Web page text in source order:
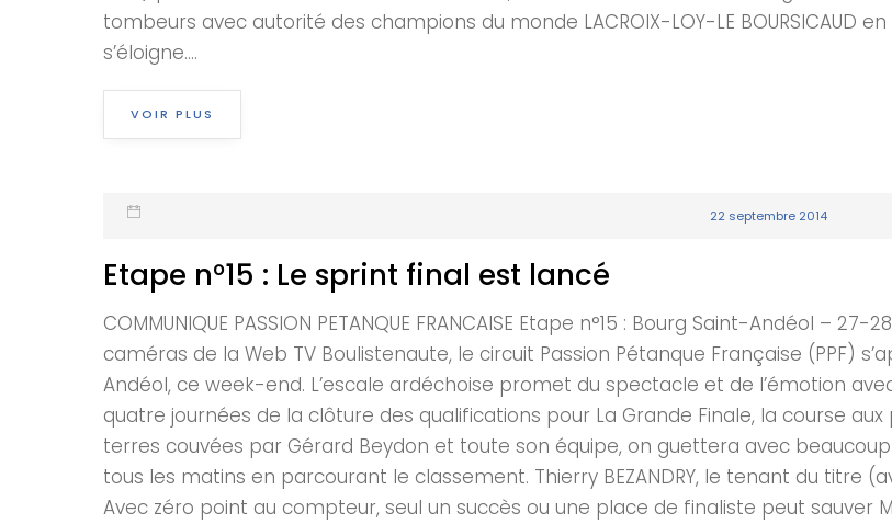
tombeurs avec autorité des champions du monde LACROIX-LOY-LE BOURSICAUD
s’éloigne....
VOIR PLUS
22 septembre 2014
Etape n°15 : Le sprint final est lancé
COMMUNIQUE PASSION PETANQUE FRANCAISE Etape n°15 : Bourg Saint-Andéol –
caméras de la Web TV Boulistenaute, le circuit Passion Pétanque Française (PPF)
Andéol, ce week-end. L’escale ardéchoise promet du spectacle et de l’émotion
quatre journées de la clôture des qualifications pour La Grande Finale, la course aux
terres couvées par Gérard Beydon et toute son équipe, on guettera avec
tous les matins en parcourant le classement. Thierry BEZANDRY, le tenant du titre
Avec zéro point au compteur, seul un succès ou une place de finaliste peut sauver